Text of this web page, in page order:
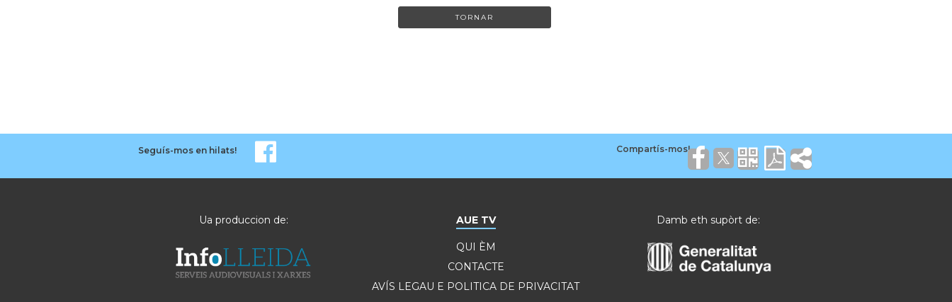
TORNAR
Seguís-mos en hilats!
Ua produccion de: AUE TV
QUI ÈM
CONTACTE
AVÍS LEGAU E POLITICA DE PRIVACITAT
Damb eth supòrt de: